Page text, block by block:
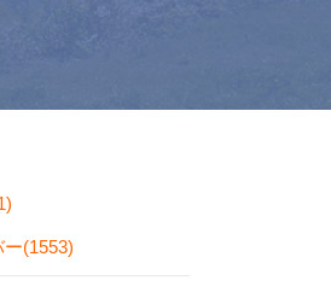
(1553)